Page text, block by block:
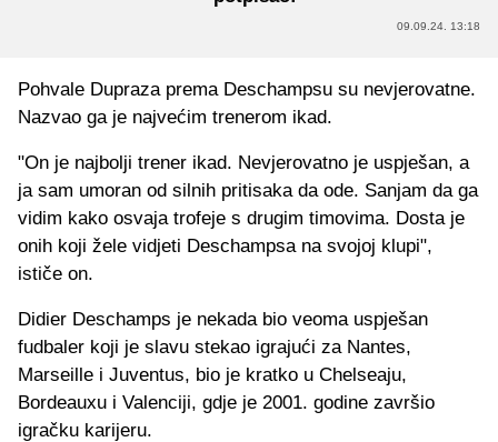
09.09.24. 13:18
Pohvale Dupraza prema Deschampsu su nevjerovatne.
Nazvao ga je najvećim trenerom ikad.
"On je najbolji trener ikad. Nevjerovatno je uspješan, a
ja sam umoran od silnih pritisaka da ode. Sanjam da ga
vidim kako osvaja trofeje s drugim timovima. Dosta je
onih koji žele vidjeti Deschampsa na svojoj klupi",
ističe on.
Didier Deschamps je nekada bio veoma uspješan
fudbaler koji je slavu stekao igrajući za Nantes,
Marseille i Juventus, bio je kratko u Chelseaju,
Bordeauxu i Valenciji, gdje je 2001. godine završio
igračku karijeru.